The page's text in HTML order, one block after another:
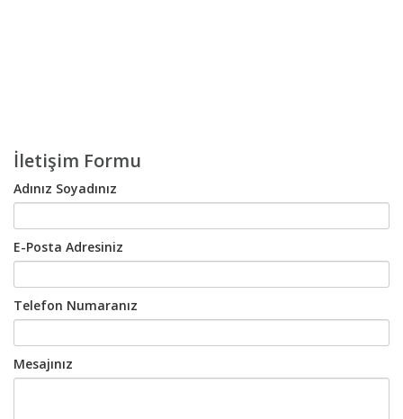
İletişim Formu
Adınız Soyadınız
E-Posta Adresiniz
Telefon Numaranız
Mesajınız